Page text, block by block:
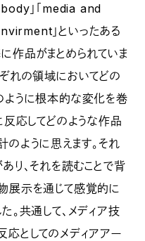
」「media and
」といったある
作品がまとめられていま
れの領域においてどの
ように根本的な変化を巻
反応してどのような作品
ように思えます。それ
り、それを読むことで背
展示を通じて感覚的に
。共通して、メディア技
としてのメディアアー